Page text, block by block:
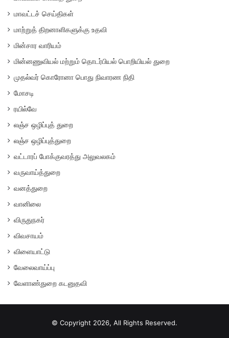
மாவட்டச் செய்திகள்
மாற்றுத் திறனாளிகளுக்கு உதவி
மின்சார வாரியம்
மின்னணுவியல் மற்றும் தொடர்பியல் பொறியியல் துறை
முதல்வர் கொரோனா பொது நிவாரண நிதி
மோசடி
ரயில்வே
லஞ்ச ஒழிப்புத் துறை
லஞ்ச ஒழிப்புத்துறை
வட்டாரப் போக்குவரத்து அலுவலகம்
வருவாய்த்துறை
வனத்துறை
வானிலை
விருதுநகர்
விவசாயம்
விளையாட்டு
வேலைவாய்ப்பு
வேளாண்துறை கடனுதவி
© Copyright 2026, All Rights Reserved.